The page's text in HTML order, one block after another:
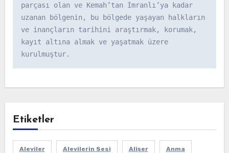
parçası olan ve Kemah’tan İmranlı’ya kadar
uzanan bölgenin, bu bölgede yaşayan halkların
ve inançların tarihini araştırmak, korumak,
kayıt altına almak ve yaşatmak üzere
kurulmuştur.
Etiketler
Aleviler Alevilerin Sesi Alişer Anma